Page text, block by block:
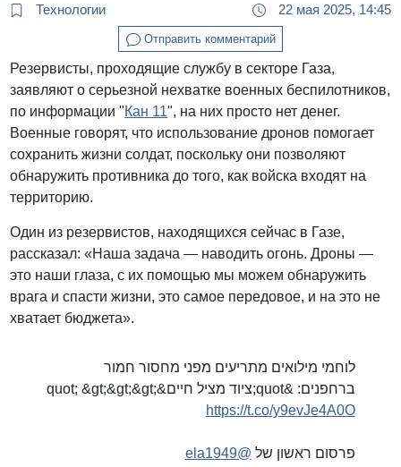
Технологии 22 мая 2025, 14:45
Отправить комментарий
Резервисты, проходящие службу в секторе Газа,
заявляют о серьезной нехватке военных беспилотников,
по информации "Кан 11", на них просто нет денег.
Военные говорят, что использование дронов помогает
сохранить жизни солдат, поскольку они позволяют
обнаружить противника до того, как войска входят на
территорию.
Один из резервистов, находящихся сейчас в Газе,
рассказал: «Наша задача — наводить огонь. Дроны —
это наши глаза, с их помощью мы можем обнаружить
врага и спасти жизни, это самое передовое, и на это не
хватает бюджета».
לוחמי מילואים מתריעים מפני מחסור חמור
ברחפנים: &quot;ציוד מציל חיים&quot; &gt;&gt;&gt;
https://t.co/y9evJe4A0O
פרסום ראשון של @ela1949